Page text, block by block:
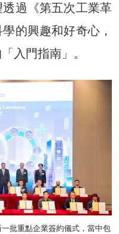
過《第五次工業革
的興趣和好奇心，
入門指南」。
批重點企業簽約儀式，當中包